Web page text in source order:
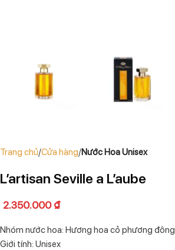
Trang chủ Cửa hàng Nước Hoa Unisex
L’artisan Seville a L’aube
2.350.000₫
Nhóm nước hoa: Hương hoa cỏ phương đông
Giới tính: Unisex